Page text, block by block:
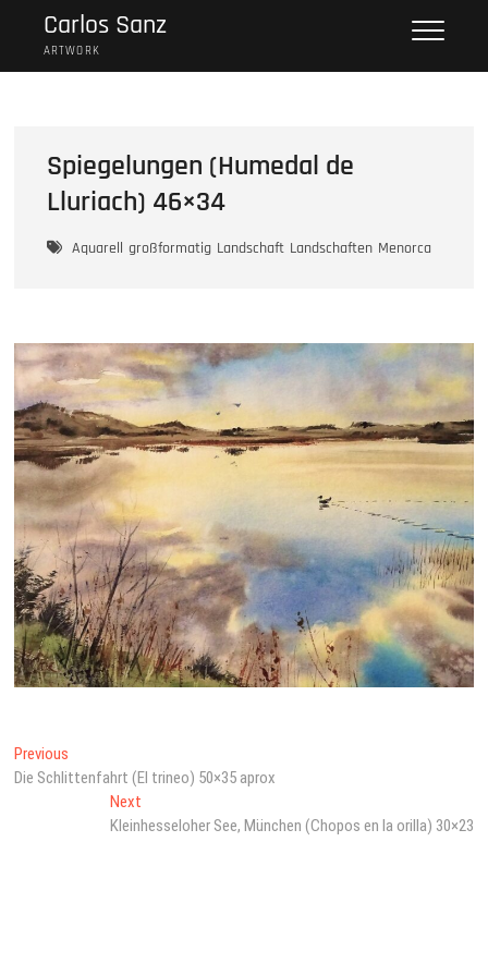
content
Carlos Sanz
ARTWORK
Spiegelungen (Humedal de
Lluriach) 46×34
Aquarell großformatig Landschaft Landschaften Menorca
Beitragsnavigation
Previous
post:
Die Schlittenfahrt (El trineo) 50×35 aprox
NextNext
post:
Kleinhesseloher See, München (Chopos en la orilla) 30×23